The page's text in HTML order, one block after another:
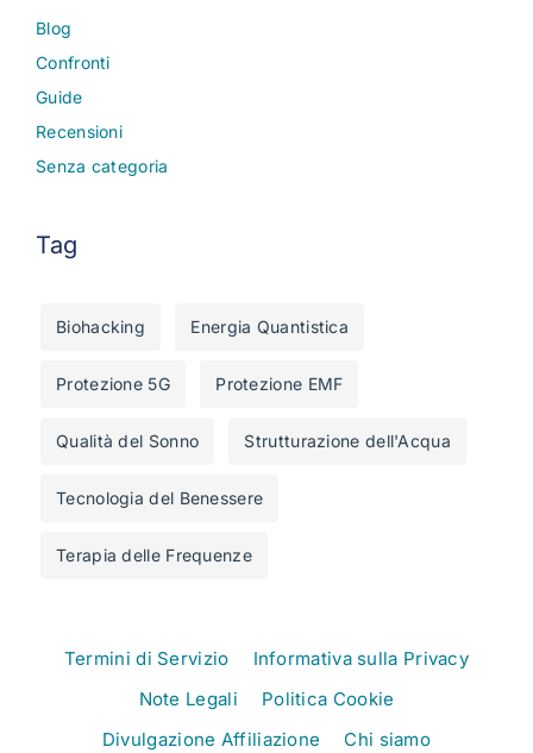
Blog
Confronti
Guide
Recensioni
Senza categoria
Tag
Biohacking Energia Quantistica
Protezione 5G Protezione EMF
Qualità del Sonno Strutturazione dell'Acqua
Tecnologia del Benessere
Terapia delle Frequenze
Termini di Servizio
Informativa sulla Privacy
Note Legali
Politica Cookie
Divulgazione Affiliazione
Chi siamo